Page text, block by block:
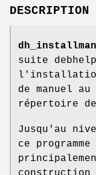
DESCRIPTION
dh_installman
suite
l'installation
de manuel
répertoire
Jusqu'au
ce